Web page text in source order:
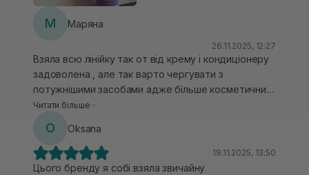
М Маряна
26.11.2025, 12:27
Взяла всю лінійку так от від крему і кондиціонеру
задоволена , але так варто чергувати з
потужнішими засобами адже більше косметичний
ефект, про те як власниця пористого волосся то і
дають згладжування.
Читати більше
O Oksana
19.11.2025, 13:50
Цього бренду я собі взяла звичайну